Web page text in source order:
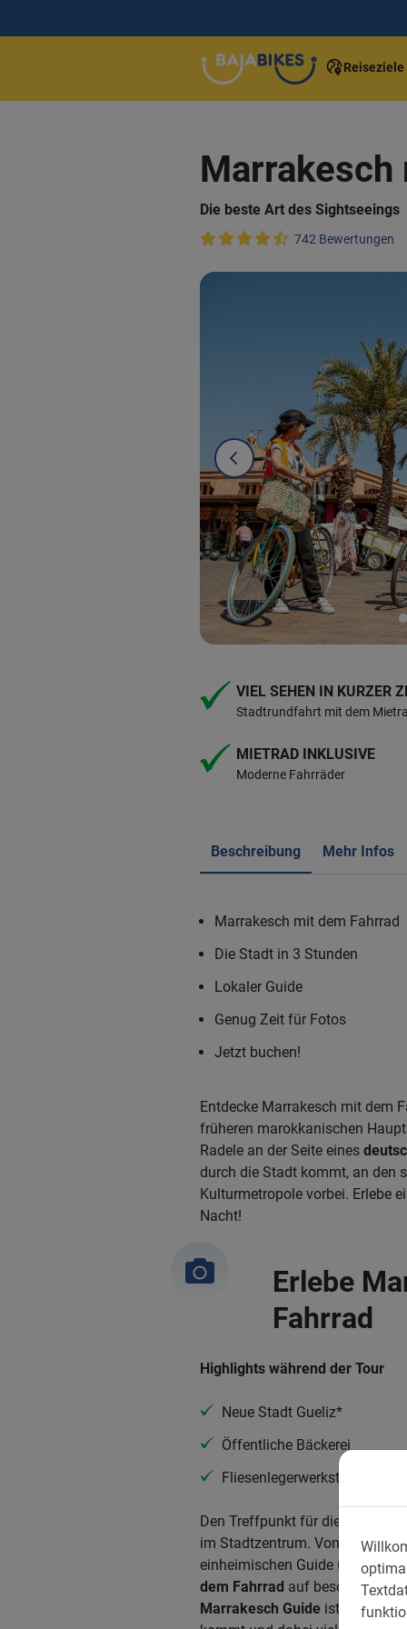
Reiseziele
Marrakesch
Die beste Art des Sightseeings
742 Bewertungen
VIEL SEHEN IN KURZER
Stadtrundfahrt mit dem
MIETRAD INKLUSIVE
Moderne Fahrräder
Beschreibung Mehr Infos
Marrakesch mit dem Fahrrad
Die Stadt in 3 Stunden
Lokaler Guide
Genug Zeit für Fotos
Jetzt buchen!
Entdecke Marrakesch mit dem
früheren marokkanischen
Radele an der Seite eines
durch die Stadt kommt, an den
Kulturmetropole vorbei. Erlebe
Nacht!
Erlebe
Fahrrad
Highlights während der Tour
Neue Stadt Gueliz*
Öffentliche Bäckerei
Fliesenlegerwerkstatt
Den Treffpunkt für die
im Stadtzentrum. Von hier aus
einheimischen Guide und einer
dem Fahrrad auf besonders
Marrakesch Guide ist erfahren